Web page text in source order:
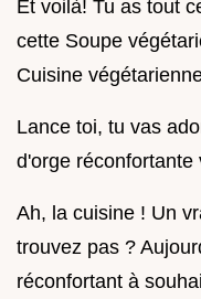
Et voilà! Tu as tout
cette Soupe
Cuisine
Lance toi, tu vas
d'orge réconfortante
Ah, la cuisine ! Un
trouvez pas ?
réconfortant à